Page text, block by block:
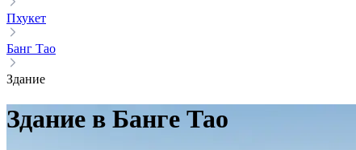
Пхукет
Банг Тао
Здание
Здание в Банге Тао